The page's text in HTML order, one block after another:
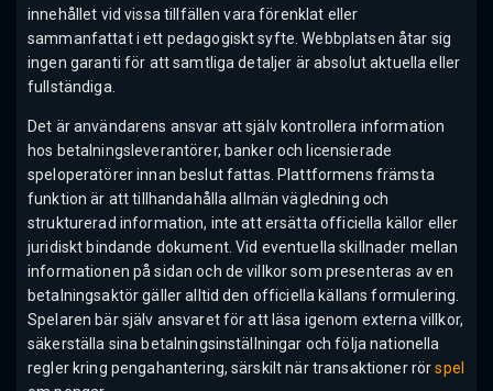
innehållet vid vissa tillfällen vara förenklat eller
sammanfattat i ett pedagogiskt syfte. Webbplatsen åtar sig
ingen garanti för att samtliga detaljer är absolut aktuella eller
fullständiga.
Det är användarens ansvar att själv kontrollera information
hos betalningsleverantörer, banker och licensierade
speloperatörer innan beslut fattas. Plattformens främsta
funktion är att tillhandahålla allmän vägledning och
strukturerad information, inte att ersätta officiella källor eller
juridiskt bindande dokument. Vid eventuella skillnader mellan
informationen på sidan och de villkor som presenteras av en
betalningsaktör gäller alltid den officiella källans formulering.
Spelaren bär själv ansvaret för att läsa igenom externa villkor,
säkerställa sina betalningsinställningar och följa nationella
regler kring pengahantering, särskilt när transaktioner rörspel